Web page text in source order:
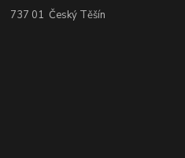
737 01 Český Těšín